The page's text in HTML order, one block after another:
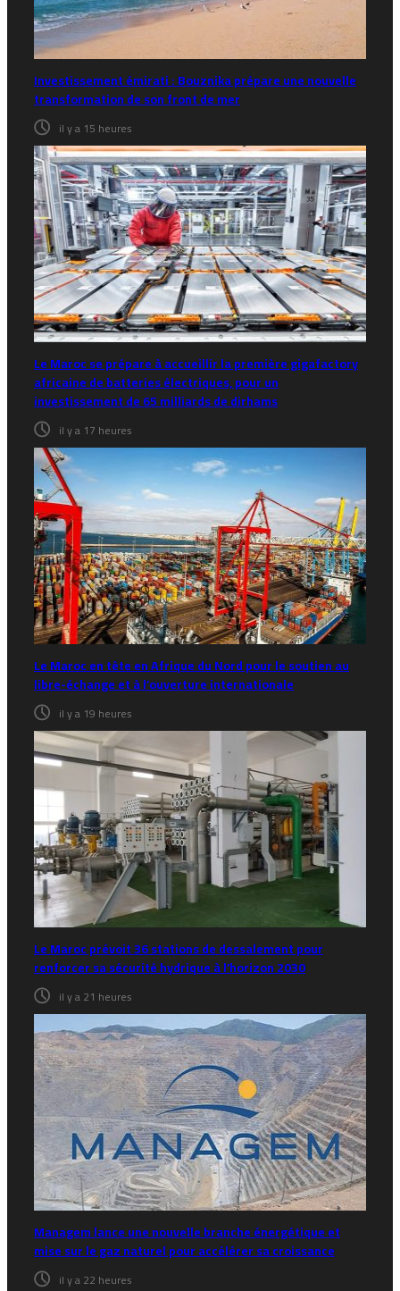
Investissement émirati : Bouznika prépare une nouvelle
transformation de son front de mer
il y a 15 heures
Le Maroc se prépare à accueillir la première gigafactory
africaine de batteries électriques, pour un
investissement de 65 milliards de dirhams
il y a 17 heures
Le Maroc en tête en Afrique du Nord pour le soutien au
libre-échange et à l’ouverture internationale
il y a 19 heures
Le Maroc prévoit 36 stations de dessalement pour
renforcer sa sécurité hydrique à l’horizon 2030
il y a 21 heures
Managem lance une nouvelle branche énergétique et
mise sur le gaz naturel pour accélérer sa croissance
il y a 22 heures